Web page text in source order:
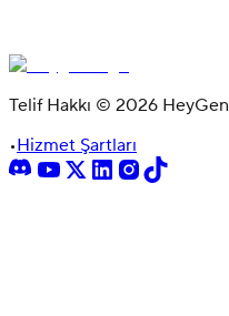
Telif Hakkı © 2026 HeyGen
•Hizmet Şartları